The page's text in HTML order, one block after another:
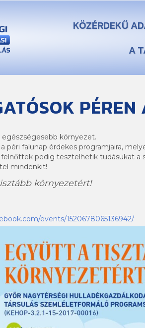
KÖZÉRDEKŰ
A
környezet.
péri falunap érdekes programjaira,
pedig tesztelhetik tudásukat a
mindenkit!
környezetért!
events/1520678065136942/